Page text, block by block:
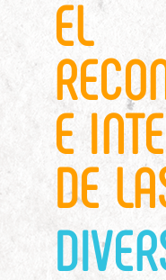
EL
E
DE